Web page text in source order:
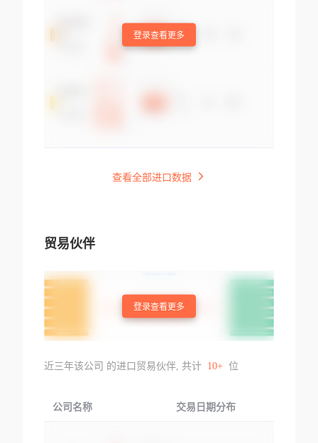
登录查看更多
查看全部进口数据
贸易伙伴
登录查看更多
近三年该公司 的进口贸易伙伴, 共计 10+ 位
公司名称 交易日期分布